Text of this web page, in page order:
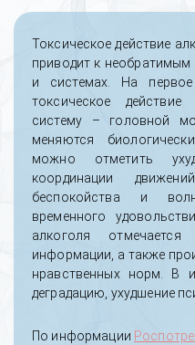
Токсическое действие
приводит к
и системах. На
токсическое
систему – головной
меняются
можно отметить
координации
беспокойства и
временного
алкоголя
информации, а также
нравственных норм. В
деградацию, ухудшение
По информации